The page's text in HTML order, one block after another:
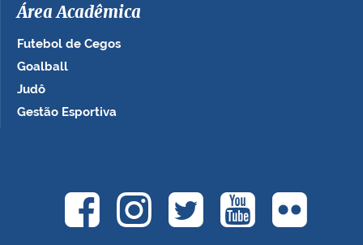
Área Acadêmica
Futebol de Cegos
Goalball
Judô
Gestão Esportiva